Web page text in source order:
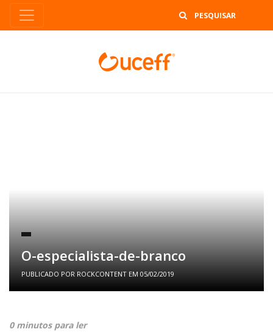
O-especialista-de-branco
PUBLICADO POR ROCKCONTENT EM 05/02/2019
0 minutos para ler